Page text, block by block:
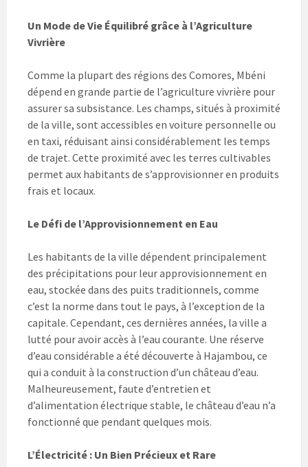
Un Mode de Vie Équilibré grâce à l’Agriculture
Vivrière
Comme la plupart des régions des Comores, Mbéni
dépend en grande partie de l’agriculture vivrière pour
assurer sa subsistance. Les champs, situés à proximité
de la ville, sont accessibles en voiture personnelle ou
en taxi, réduisant ainsi considérablement les temps
de trajet. Cette proximité avec les terres cultivables
permet aux habitants de s’approvisionner en produits
frais et locaux.
Le Défi de l’Approvisionnement en Eau
Les habitants de la ville dépendent principalement
des précipitations pour leur approvisionnement en
eau, stockée dans des puits traditionnels, comme
c’est la norme dans tout le pays, à l’exception de la
capitale. Cependant, ces dernières années, la ville a
lutté pour avoir accès à l’eau courante. Une réserve
d’eau considérable a été découverte à Hajambou, ce
qui a conduit à la construction d’un château d’eau.
Malheureusement, faute d’entretien et
d’alimentation électrique stable, le château d’eau n’a
fonctionné que pendant quelques mois.
L’Électricité : Un Bien Précieux et Rare